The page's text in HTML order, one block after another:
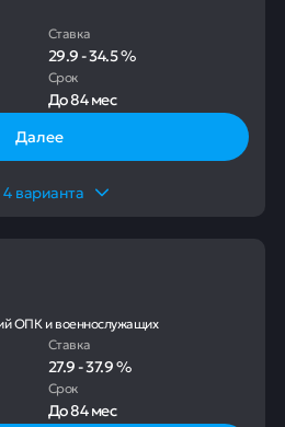
Ставка
29.9-34.5%
Срок
До84 мес
Далее
4 варианта
ОПК и военнослужащих
Ставка
27.9-37.9%
Срок
До84 мес